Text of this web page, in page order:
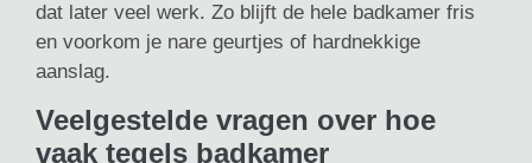
dat later veel werk. Zo blijft de hele badkamer fris
en voorkom je nare geurtjes of hardnekkige
aanslag.
Veelgestelde vragen over hoe
vaak tegels badkamer